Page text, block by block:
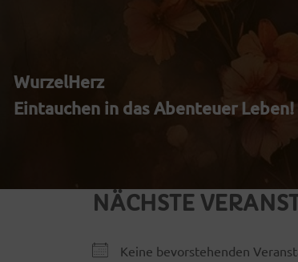
springen
WurzelHerz
Eintauchen in das Abenteuer Leben!
NÄCHSTE
Keine bevorstehenden